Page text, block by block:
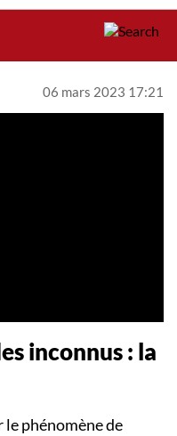
06 mars 2023 17:21
inconnus : la
phénomène de